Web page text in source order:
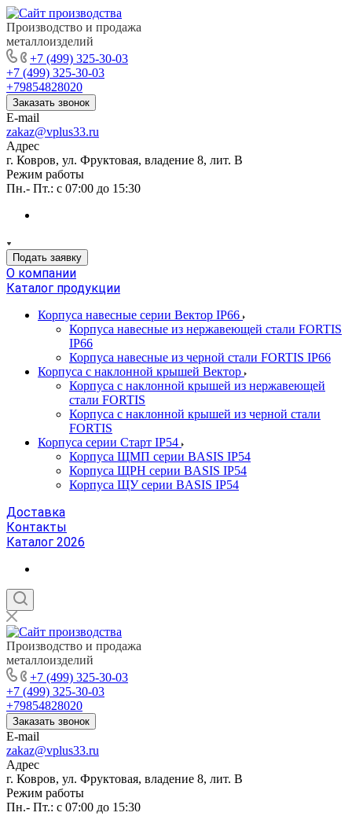
Производство и продажа
металлоизделий
+7 (499) 325-30-03
+7 (499) 325-30-03
+79854828020
Заказать звонок
E-mail
zakaz@vplus33.ru
Адрес
г. Ковров, ул. Фруктовая, владение 8, лит. В
Режим работы
Пн.- Пт.: с 07:00 до 15:30
Подать заявку
О компании
Каталог продукции
Корпуса навесные серии Вектор IP66
Корпуса навесные из нержавеющей стали FORTIS
IP66
Корпуса навесные из черной стали FORTIS IP66
Корпуса с наклонной крышей Вектор
Корпуса с наклонной крышей из нержавеющей
стали FORTIS
Корпуса с наклонной крышей из черной стали
FORTIS
Корпуса серии Старт IP54
Корпуса ЩМП серии BASIS IP54
Корпуса ЩРН серии BASIS IP54
Корпуса ЩУ серии BASIS IP54
Доставка
Контакты
Каталог 2026
Производство и продажа
металлоизделий
+7 (499) 325-30-03
+7 (499) 325-30-03
+79854828020
Заказать звонок
E-mail
zakaz@vplus33.ru
Адрес
г. Ковров, ул. Фруктовая, владение 8, лит. В
Режим работы
Пн.- Пт.: с 07:00 до 15:30